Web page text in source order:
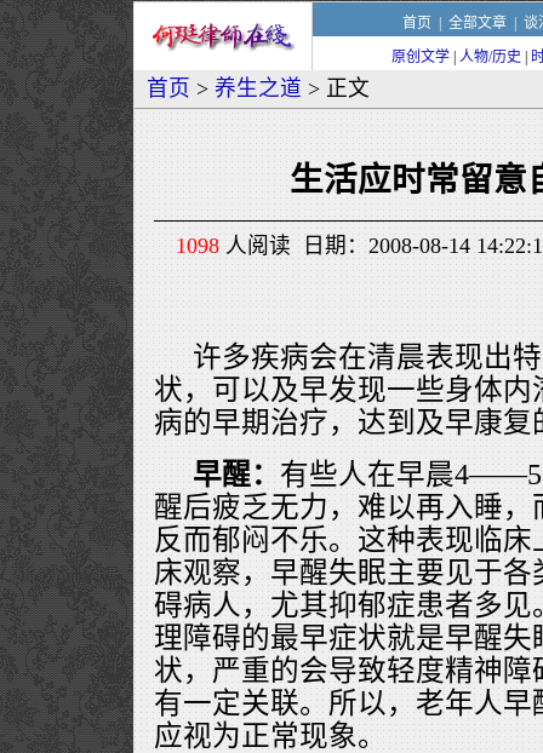
首页 全部文章| 谈
原创文学 人物/历史
首页 > 养生之道 > 正文
生活应时常留意
1098人阅读 日期：2008-08-14
许多疾病会在清晨表现出
状，可以及早发现一些身体
病的早期治疗，达到及早康复
早醒：有些人在早晨4――5
醒后疲乏无力，难以再入睡
反而郁闷不乐。这种表现临
床观察，早醒失眠主要见于
碍病人，尤其抑郁症患者多
理障碍的最早症状就是早醒
状，严重的会导致轻度精神
有一定关联。所以，老年人
应视为正常现象。